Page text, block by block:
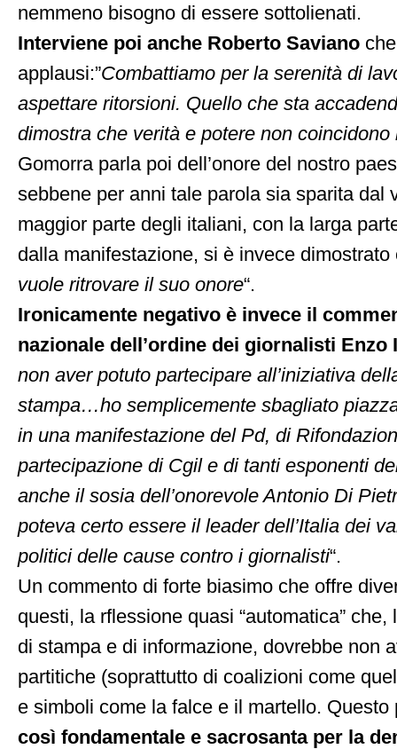
nemmeno bisogno di essere sottolienati.
Interviene poi anche Roberto Saviano
applausi:”Combattiamo per la serenità di
aspettare ritorsioni. Quello che sta
dimostra che verità e potere non coincidono
Gomorra parla poi dell’onore del nostro
sebbene per anni tale parola sia sparita dal
maggior parte degli italiani, con la larga
dalla manifestazione, si è invece dimostrato
vuole ritrovare il suo onore“.
Ironicamente negativo è invece il
nazionale dell’ordine dei giornalisti Enzo
non aver potuto partecipare all’iniziativa
stampa…ho semplicemente sbagliato
in una manifestazione del Pd, di
partecipazione di Cgil e di tanti esponenti
anche il sosia dell’onorevole Antonio Di
poteva certo essere il leader dell’Italia dei
politici delle cause contro i giornalisti“.
Un commento di forte biasimo che offre
questi, la rflessione quasi “automatica”
di stampa e di informazione, dovrebbe non
partitiche (soprattutto di coalizioni come
e simboli come la falce e il martello.
così fondamentale e sacrosanta per la